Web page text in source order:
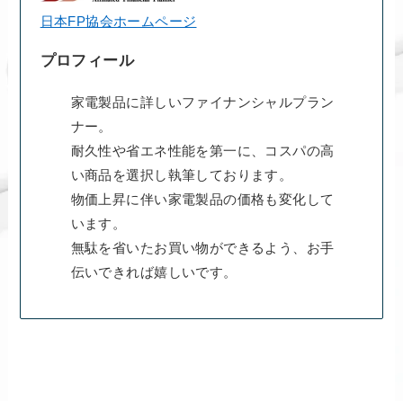
日本FP協会ホームページ
プロフィール
家電製品に詳しいファイナンシャルプラン
ナー。
耐久性や省エネ性能を第一に、コスパの高
い商品を選択し執筆しております。
物価上昇に伴い家電製品の価格も変化して
います。
無駄を省いたお買い物ができるよう、お手
伝いできれば嬉しいです。